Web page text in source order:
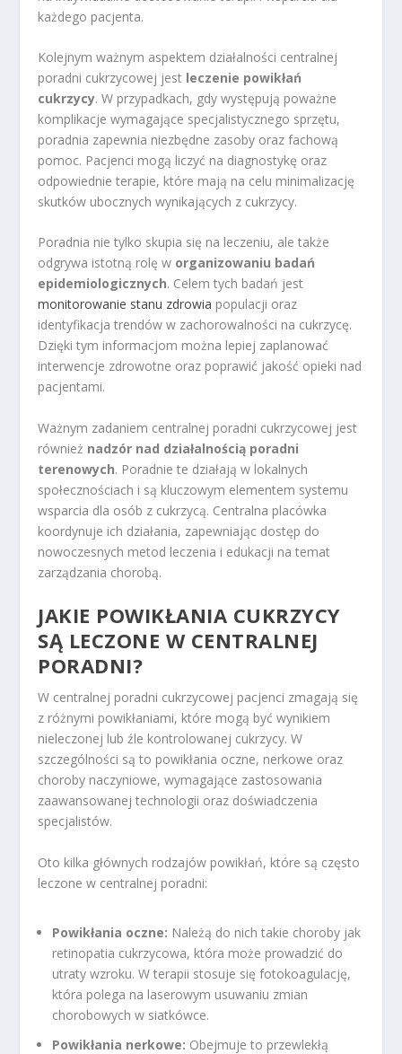
każdego pacjenta.
Kolejnym ważnym aspektem działalności centralnej
poradni cukrzycowej jest leczenie powikłań
cukrzycy. W przypadkach, gdy występują poważne
komplikacje wymagające specjalistycznego sprzętu,
poradnia zapewnia niezbędne zasoby oraz fachową
pomoc. Pacjenci mogą liczyć na diagnostykę oraz
odpowiednie terapie, które mają na celu minimalizację
skutków ubocznych wynikających z cukrzycy.
Poradnia nie tylko skupia się na leczeniu, ale także
odgrywa istotną rolę w organizowaniu badań
epidemiologicznych. Celem tych badań jest
monitorowanie stanu zdrowia populacji oraz
identyfikacja trendów w zachorowalności na cukrzycę.
Dzięki tym informacjom można lepiej zaplanować
interwencje zdrowotne oraz poprawić jakość opieki nad
pacjentami.
Ważnym zadaniem centralnej poradni cukrzycowej jest
również nadzór nad działalnością poradni
terenowych. Poradnie te działają w lokalnych
społecznościach i są kluczowym elementem systemu
wsparcia dla osób z cukrzycą. Centralna placówka
koordynuje ich działania, zapewniając dostęp do
nowoczesnych metod leczenia i edukacji na temat
zarządzania chorobą.
JAKIE POWIKŁANIA CUKRZYCY
SĄ LECZONE W CENTRALNEJ
PORADNI?
W centralnej poradni cukrzycowej pacjenci zmagają się
z różnymi powikłaniami, które mogą być wynikiem
nieleczonej lub źle kontrolowanej cukrzycy. W
szczególności są to powikłania oczne, nerkowe oraz
choroby naczyniowe, wymagające zastosowania
zaawansowanej technologii oraz doświadczenia
specjalistów.
Oto kilka głównych rodzajów powikłań, które są często
leczone w centralnej poradni:
Powikłania oczne: Należą do nich takie choroby jak
retinopatia cukrzycowa, która może prowadzić do
utraty wzroku. W terapii stosuje się fotokoagulację,
która polega na laserowym usuwaniu zmian
chorobowych w siatkówce.
Powikłania nerkowe: Obejmuje to przewlekłą